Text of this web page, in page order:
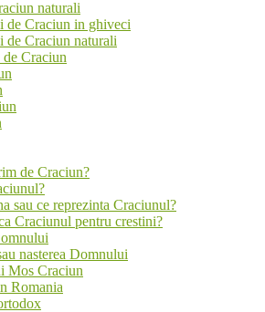
naturali
de Craciun in ghiveci
de Craciun naturali
de Craciun
de Craciun?
sau ce reprezinta Craciunul?
Craciunul pentru crestini?
nasterea Domnului
Mos Craciun
Romania